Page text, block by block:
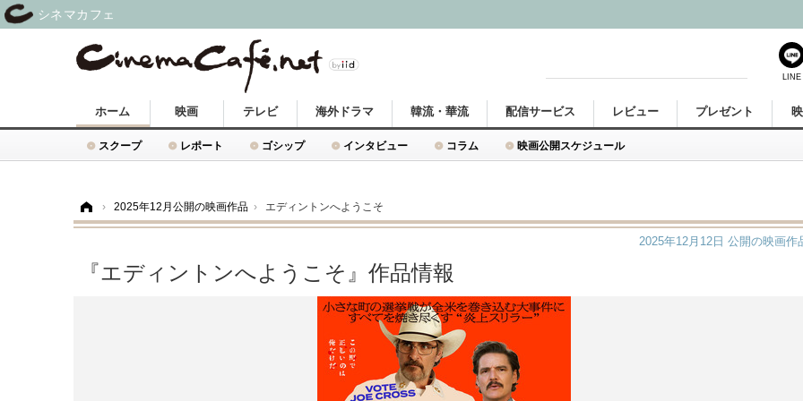
ホーム
スクープ レポート ゴシップ インタビュー コラム 映画公開スケジュール
映画 テレビ 海外ドラマ 韓流・華流 配信サービス レビュー プレゼント
› 2025年12月公開の映画作品 › エディントンへようこそ
『エディントンへようこそ』作品情報
2025年12月12日 公開の映画作
LINE
シネマカフェ